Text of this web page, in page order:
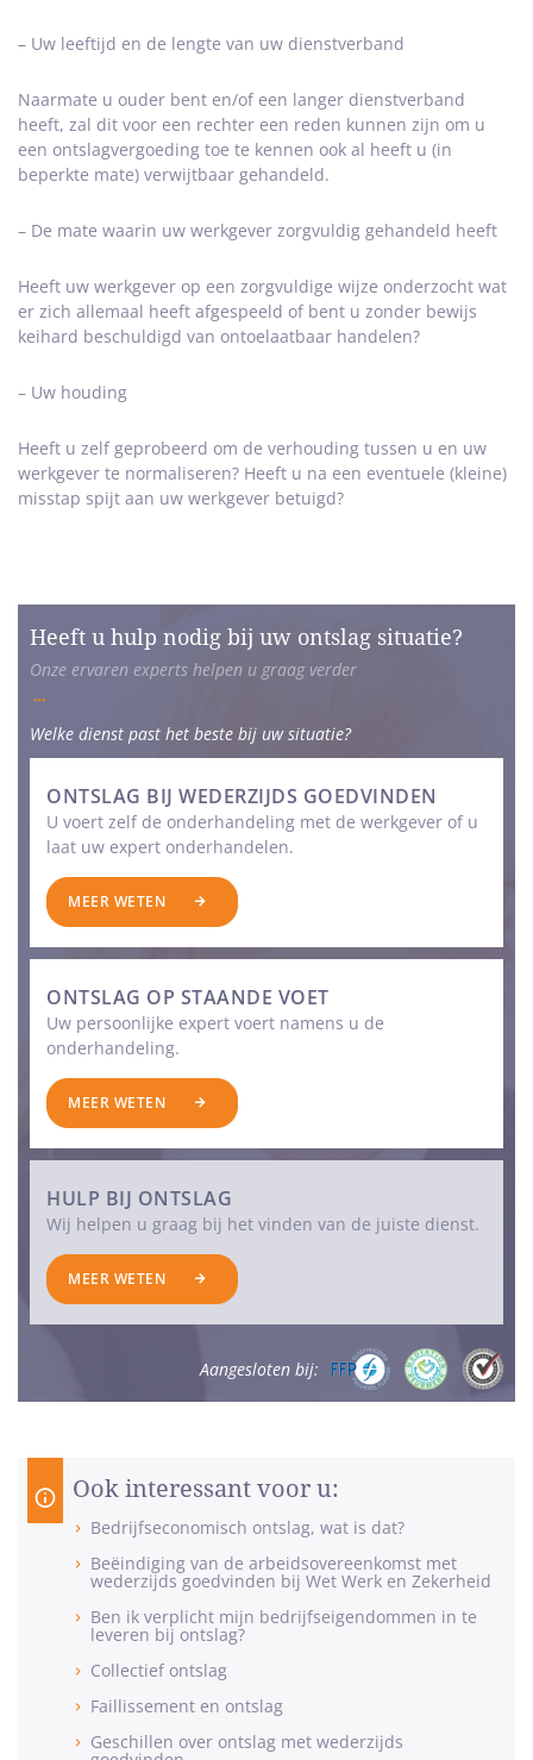
– Uw leeftijd en de lengte van uw dienstverband
Naarmate u ouder bent en/of een langer dienstverband
heeft, zal dit voor een rechter een reden kunnen zijn om u
een ontslagvergoeding toe te kennen ook al heeft u (in
beperkte mate) verwijtbaar gehandeld.
– De mate waarin uw werkgever zorgvuldig gehandeld heeft
Heeft uw werkgever op een zorgvuldige wijze onderzocht wat
er zich allemaal heeft afgespeeld of bent u zonder bewijs
keihard beschuldigd van ontoelaatbaar handelen?
– Uw houding
Heeft u zelf geprobeerd om de verhouding tussen u en uw
werkgever te normaliseren? Heeft u na een eventuele (kleine)
misstap spijt aan uw werkgever betuigd?
Heeft u hulp nodig bij uw ontslag situatie?
Onze ervaren experts helpen u graag verder
Welke dienst past het beste bij uw situatie?
ONTSLAG BIJ WEDERZIJDS GOEDVINDEN
U voert zelf de onderhandeling met de werkgever of u
laat uw expert onderhandelen.
MEER WETEN
ONTSLAG OP STAANDE VOET
Uw persoonlijke expert voert namens u de
onderhandeling.
MEER WETEN
HULP BIJ ONTSLAG
Wij helpen u graag bij het vinden van de juiste dienst.
MEER WETEN
Aangesloten bij:
Ook interessant voor u:
Bedrijfseconomisch ontslag, wat is dat?
Beëindiging van de arbeidsovereenkomst met
wederzijds goedvinden bij Wet Werk en Zekerheid
Ben ik verplicht mijn bedrijfseigendommen in te
leveren bij ontslag?
Collectief ontslag
Faillissement en ontslag
Geschillen over ontslag met wederzijds